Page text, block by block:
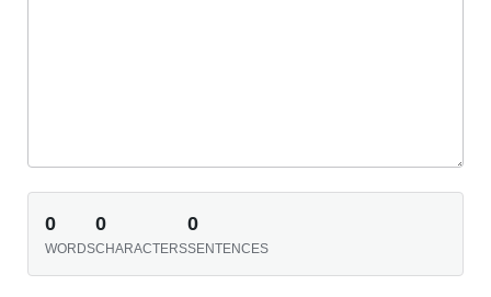
0
WORDS
0
CHARACTERS
0
SENTENCES